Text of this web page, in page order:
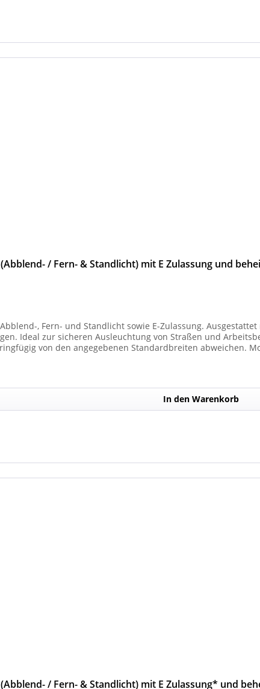
/ Fern- & Standlicht) mit E Zulassung und
, Fern- und Standlicht sowie E-Zulassung.
zur sicheren Ausleuchtung von Straßen und Arbeitsbereichen bei
von den angegebenen Standardbreiten abweichen.
In den Warenkorb
/ Fern- & Standlicht) mit E Zulassung* und